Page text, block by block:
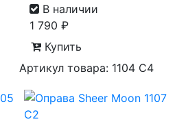
В наличии
1 790 ₽
Купить
Артикул товара: 1104 С4